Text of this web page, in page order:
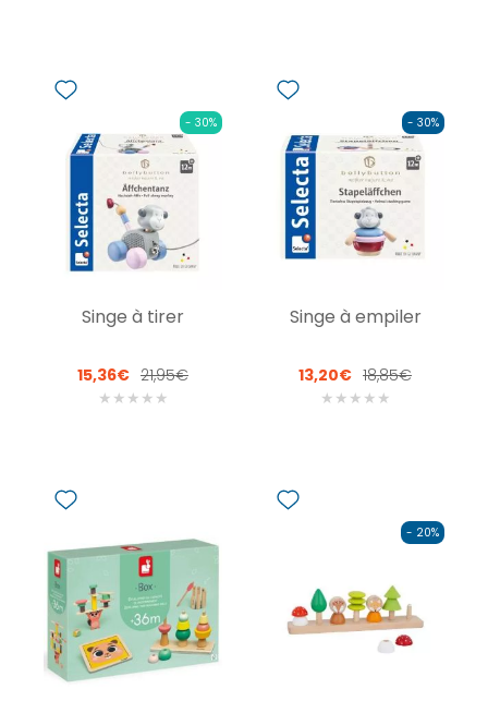
- 30%
Singe à tirer
15,36€ 21,95€
★ ★ ★ ★ ★
- 30%
Singe à empiler
13,20€ 18,85€
★ ★ ★ ★ ★
- 20%